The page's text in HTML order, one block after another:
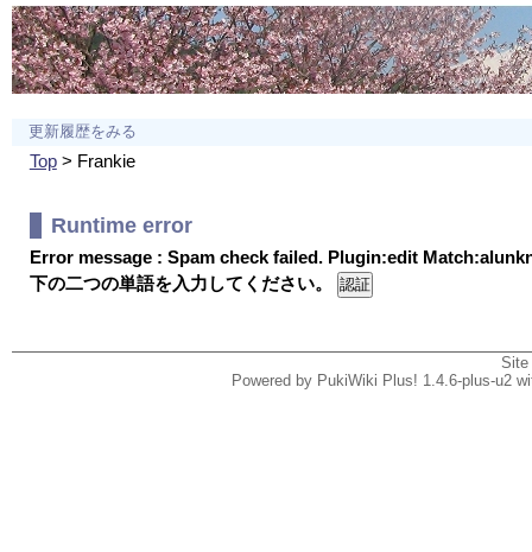
更新履歴をみる
Top> Frankie
Runtime error
Error message : Spam check failed. Plugin:edit
下の二つの単語を入力してください。
Powered by PukiWiki Plus! 1.4.6-plus-u2